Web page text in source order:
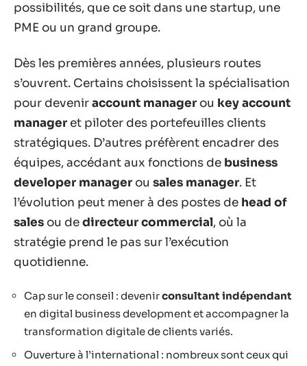
possibilités, que ce soit dans une startup, une
PME ou un grand groupe.
Dès les premières années, plusieurs routes
s’ouvrent. Certains choisissent la spécialisation
pour deveniraccount manager ou key account
manager et piloter des portefeuilles clients
stratégiques. D’autres préfèrent encadrer des
équipes, accédant aux fonctions de business
developer manager ou sales manager. Et
l’évolution peut mener à des postes de head of
sales ou dedirecteur commercial, où la
stratégie prend le pas sur l’exécution
quotidienne.
Cap sur le conseil : devenirconsultant indépendant
en digital business development et accompagner la
transformation digitale de clients variés.
Ouverture à l’international : nombreux sont ceux qui